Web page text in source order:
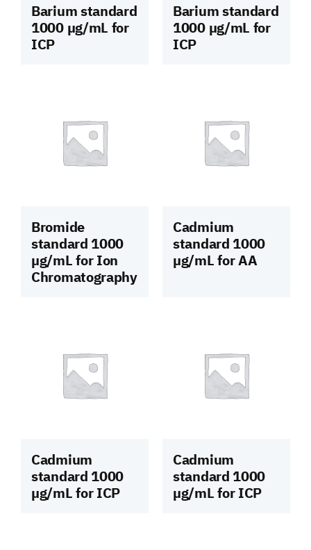
Barium standard
1000 µg/mL for
ICP
Barium standard
1000 µg/mL for
ICP
Bromide
standard 1000
µg/mL for Ion
Chromatography
Cadmium
standard 1000
µg/mL for AA
Cadmium
standard 1000
µg/mL for ICP
Cadmium
standard 1000
µg/mL for ICP